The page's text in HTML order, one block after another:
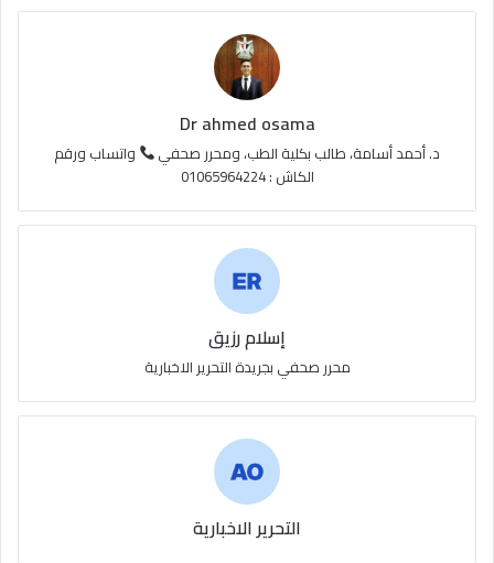
ع
R
S
S
Dr ahmed osama
د. أحمد أسامة، طالب بكلية الطب، ومحرر صحفي
واتساب ورقم
الكاش : 01065964224
إسلام رزيق
محرر صحفي بجريدة التحرير الاخبارية
التحرير الاخبارية